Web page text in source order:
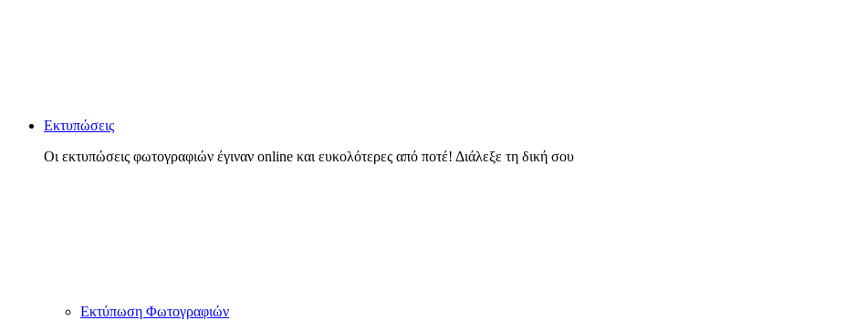
Εκτυπώσεις
Οι εκτυπώσεις φωτογραφιών έγιναν online και ευκολότερες από ποτέ! Διάλεξε τη δική σου
Εκτύπωση Φωτογραφιών